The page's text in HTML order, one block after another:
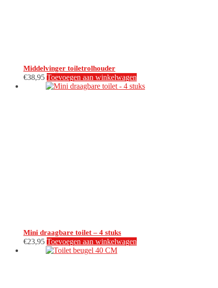
Middelvinger toiletrolhouder
€38,95 Toevoegen aan winkelwagen
Mini draagbare toilet – 4 stuks
€23,95 Toevoegen aan winkelwagen